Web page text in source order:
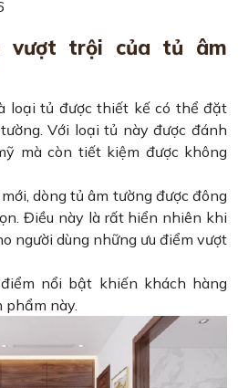
vượt trội của tủ âm
loại tủ được thiết kế có thể đặt
Với loại tủ này được đánh
mà còn tiết kiệm được không
dòng tủ âm tường được đông
Điều này là rất hiển nhiên khi
người dùng những ưu điểm vượt
nổi bật khiến khách hàng
này.